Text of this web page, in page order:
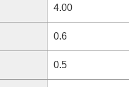
4.00
0.6
0.5